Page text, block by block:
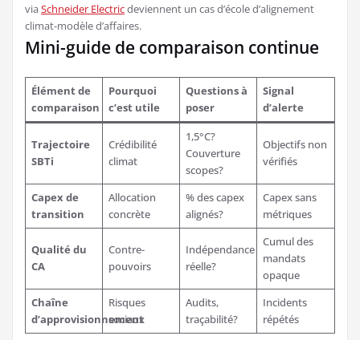
viaSchneider Electricdeviennent un cas d’école d’alignement
climat-modèle d’affaires.
Mini-guide de comparaison continue
Élément de
comparaison
Pourquoi
c’est utile
Questions à
poser
Signal
d’alerte
Trajectoire
SBTi
Crédibilité
climat
1,5°C?
Couverture
scopes?
Objectifs non
vérifiés
Capex de
transition
Allocation
concrète
% des capex
alignés?
Capex sans
métriques
Qualité du
CA
Contre-
pouvoirs
Indépendance
réelle?
Cumul des
mandats
opaque
Chaîne
d’approvisionnement
Risques
sociaux
Audits,
traçabilité?
Incidents
répétés